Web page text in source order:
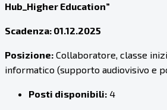
Hub_Higher Education”
Scadenza: 01.12.2025
Posizione: Collaboratore, classe
informatico (supporto audiovisivo e
Posti disponibili: 4